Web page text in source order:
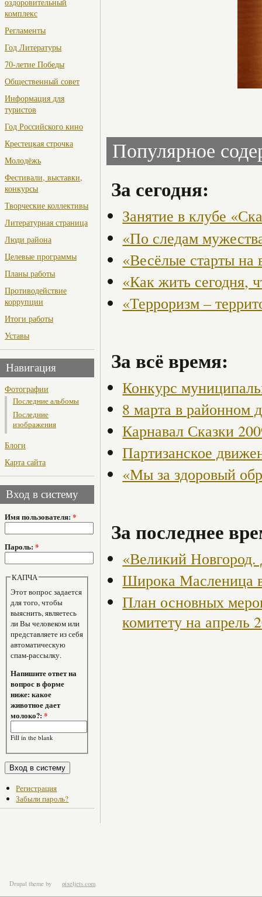
оздоровительный
комплекс
Регламенты
Год Литературы
70-летие Победы
Общественный совет
Информация для
туристов
Год Российского кино
Крестецкая строчка
Молодёжь
Фестивали, выставки,
конкурсы
Творческие коллективы
Литературная страница
Люди района
Целевые программы
Планы работы
Противодействие
коррупции
Итоги работы
Уставы
Навигация
Фотографии
Последние альбомы
Последние
изображения
Блоги
Карта сайта
Вход в систему
Имя пользователя: *
Пароль: *
КАПЧА
Этот вопрос задается
для того, чтобы
выяснить, являетесь
ли Вы человеком или
представляете из себя
автоматическую
спам-рассылку.
Напишите ответ на
вопрос в форме
ниже: какое
животное дает
молоко?:*
Fill in the blank
Регистрация
Забыли пароль?
Популярное
За сегодня:
Занятие в клубе
«По следам
«Весёлые старты на
«Как жить сегодня,
«Терроризм –
За всё время:
Конкурс
8 марта в районном
Карнавал Сказки
Партизанское
«Мы за здоровый
За последнее
«Великий
Широка Масленица
План основных
комитету на апрель
Drupal theme by pixeljets.com